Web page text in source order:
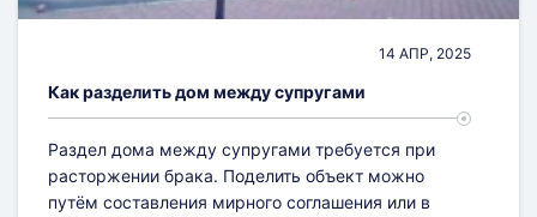
14 АПР, 2025
Как разделить дом между супругами
Раздел дома между супругами требуется при
расторжении брака. Поделить объект можно
путём составления мирного соглашения или в